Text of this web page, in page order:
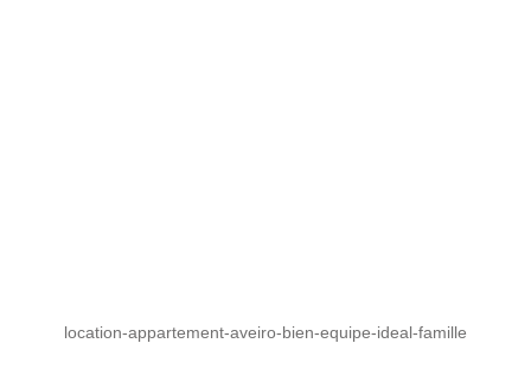
location-appartement-aveiro-bien-equipe-ideal-famille